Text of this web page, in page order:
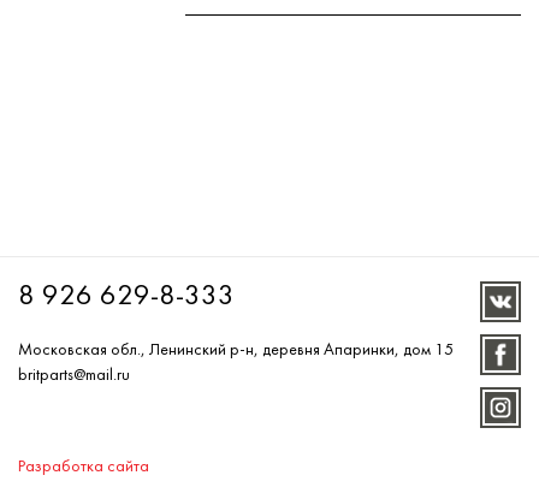
8 926 629-8-333
Московская обл., Ленинский р-н, деревня Апаринки, дом 15
britparts@mail.ru
Разработка сайта